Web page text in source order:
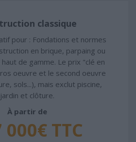
classique
pour : Fondations et normes
en brique, parpaing ou
de gamme. Le prix "clé en
oeuvre et le second oeuvre
sols...), mais exclut piscine,
jardin et clôture.
À partir de
000€ TTC